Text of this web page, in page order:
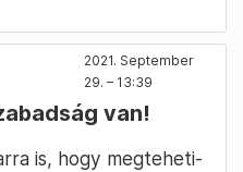
2021. September
29. – 13:39
van!
is, hogy megteheti-